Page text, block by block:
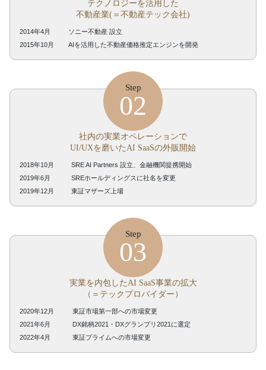
テクノロジーを活用した
不動産業(＝不動産テック会社)
2014年4月
ソニー不動産 設立
2015年10月
AIを活用した不動産価格推定エンジンを開発
Step
02
社内の実業オペレーションで
UI/UXを磨いたAI SaaSの外販開始
2018年10月
SRE AI Partners 設立、金融機関提携開始
2019年6月
SREホールディングスに社名を変更
2019年12月
東証マザーズ上場
Step
03
実業を内包したAI SaaS事業の拡大
（＝テックプロバイダー）
2020年12月
東証市場第一部への市場変更
2021年6月
DX銘柄2021・DXグランプリ2021に選定
2022年4月
東証プライムへの市場変更